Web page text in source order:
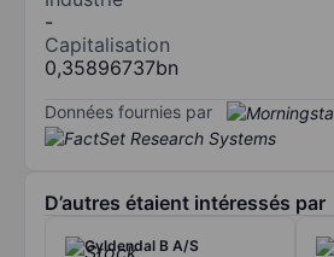
-
Capitalisation
0,35896737bn
Données fournies par
D’autres étaient intéressés par
Gyldendal B A/S